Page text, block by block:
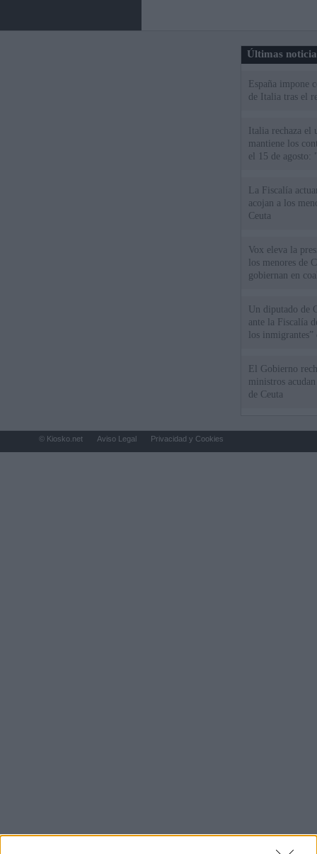
Últimas
España impone
de Italia tras el
Italia rechaza
mantiene los
el 15 de agosto:
La Fiscalía
acojan a los
Ceuta
Vox eleva la
los menores de
gobiernan en
Un diputado de
ante la Fiscalía
los inmigrantes”
El Gobierno
ministros
de Ceuta
© Kiosko.net Aviso Legal Privacidad y Cookies